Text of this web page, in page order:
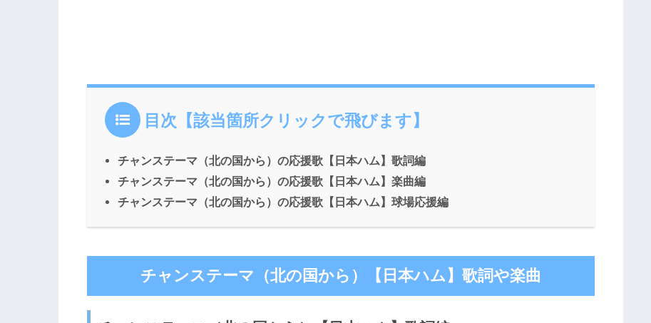
目次【該当箇所クリックで飛びます】
チャンステーマ（北の国から）の応援歌【日本ハム】歌詞編
チャンステーマ（北の国から）の応援歌【日本ハム】楽曲編
チャンステーマ（北の国から）の応援歌【日本ハム】球場応援編
チャンステーマ（北の国から）【日本ハム】歌詞や楽曲